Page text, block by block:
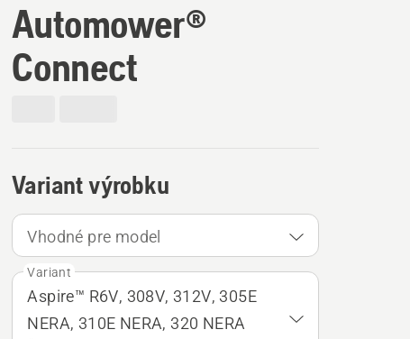
Automower®
Connect
Variant výrobku
Vhodné pre model
Variant
Aspire™ R6V, 308V, 312V, 305E
NERA, 310E NERA, 320 NERA